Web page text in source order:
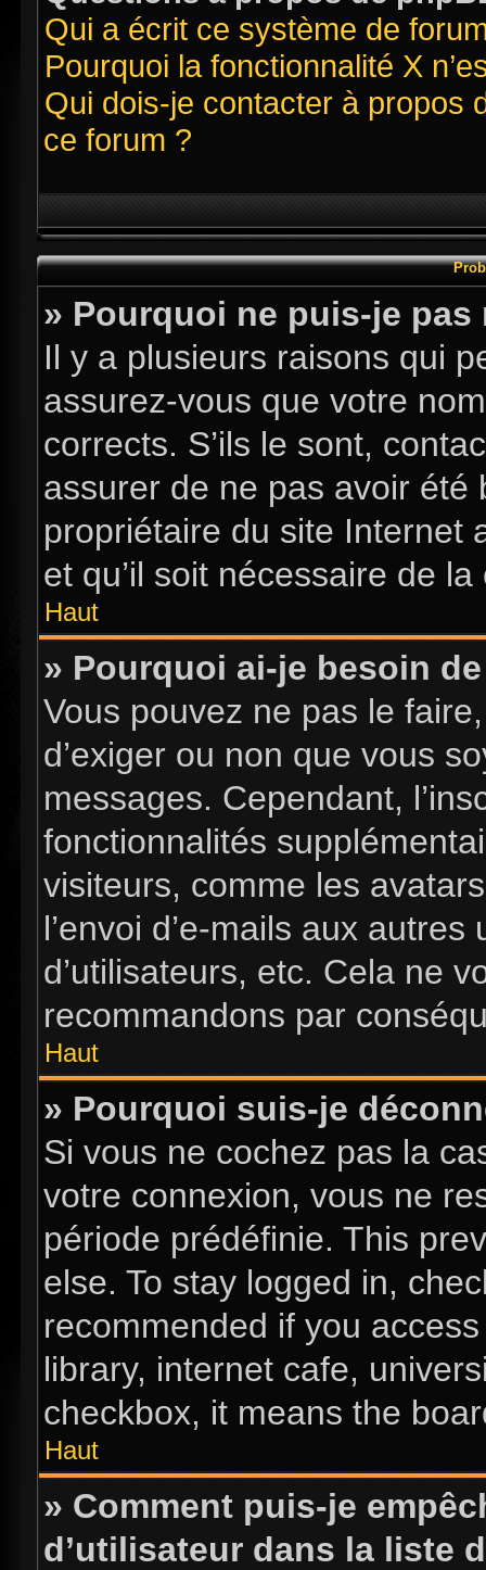
Qui a écrit ce système de
Pourquoi la fonctionnalité X
Qui dois-je contacter à propos
ce forum ?
» Pourquoi ne puis-je pas
Il y a plusieurs raisons qui
assurez-vous que votre
corrects. S’ils le sont,
assurer de ne pas avoir
propriétaire du site Internet
et qu’il soit nécessaire de la
Haut
» Pourquoi ai-je besoin
Vous pouvez ne pas le
d’exiger ou non que vous
messages. Cependant,
fonctionnalités
visiteurs, comme les
l’envoi d’e-mails aux
d’utilisateurs, etc. Cela ne
recommandons par
Haut
» Pourquoi suis-je
Si vous ne cochez pas la
votre connexion, vous ne
période prédéfinie. This
else. To stay logged in,
recommended if you
library, internet cafe,
checkbox, it means the
Haut
» Comment puis-je
d’utilisateur dans la liste